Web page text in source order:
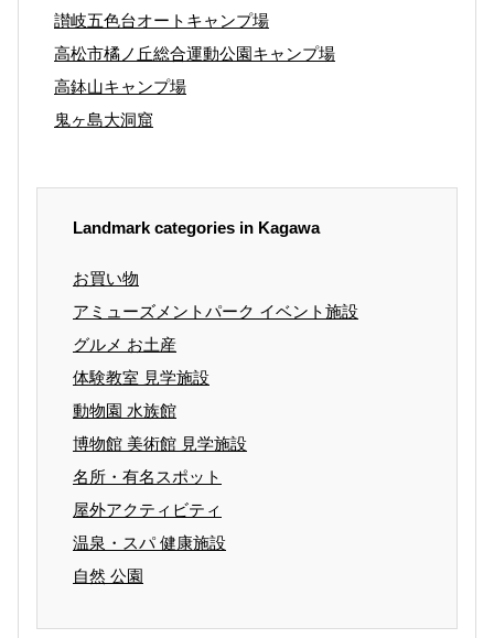
讃岐五色台オートキャンプ場
高松市橘ノ丘総合運動公園キャンプ場
高鉢山キャンプ場
鬼ヶ島大洞窟
Landmark categories in Kagawa
お買い物
アミューズメントパーク イベント施設
グルメ お土産
体験教室 見学施設
動物園 水族館
博物館 美術館 見学施設
名所・有名スポット
屋外アクティビティ
温泉・スパ 健康施設
自然 公園